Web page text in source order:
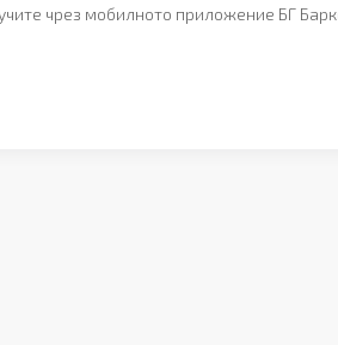
чрез мобилното приложение БГ